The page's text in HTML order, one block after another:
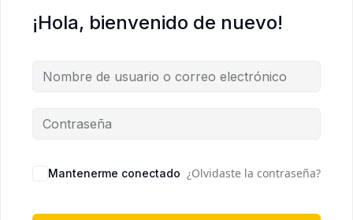
¡Hola, bienvenido de nuevo!
Mantenerme conectado ¿Olvidaste la contraseña?